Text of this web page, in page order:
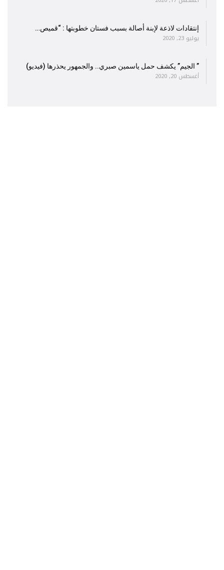
إنتقادات لاذعة لإبنة أصالة بسبب فستان خطوبتها : “قميص…
يوليو 23, 2020
” الجيم” يكشف حمل ياسمين صبري.. والجمهور يحذرها (فيديو)
أغسطس 20, 2020